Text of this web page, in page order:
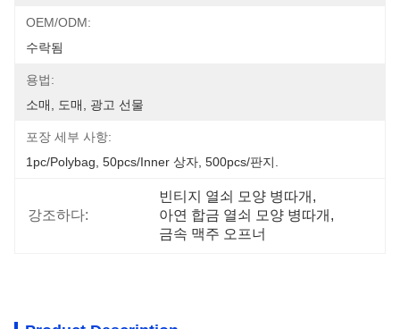
OEM/ODM:
수락됨
용법:
소매, 도매, 광고 선물
포장 세부 사항:
1pc/polybag, 50pcs/inner 상자, 500pcs/판지.
강조하다:
빈티지 열쇠 모양 병따개 ,
아연 합금 열쇠 모양 병따개 ,
금속 맥주 오프너